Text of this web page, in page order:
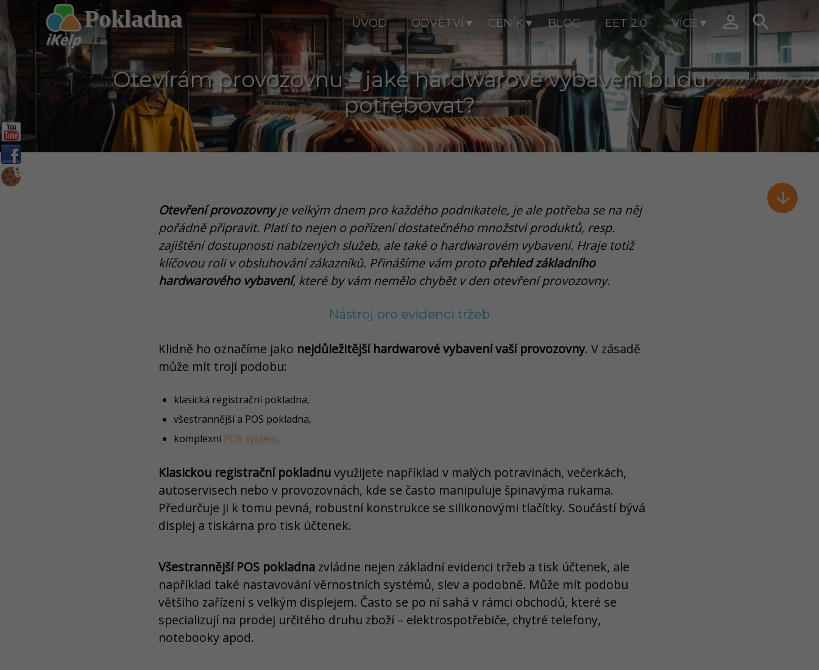
Pokladna ÚVOD ODVĚTVÍ CENÍK BLOG EET 2.0 VÍCE  

Otevírám provozovnu – jaké hardwarové vybavení budu
potřebovat?
Otevření provozovnyje velkým dnem pro každého podnikatele, je ale potřeba se na něj
pořádně připravit. Platí to nejen o pořízení dostatečného množství produktů, resp.
zajištění dostupnosti nabízených služeb, ale také o hardwarovém vybavení. Hraje totiž
klíčovou roli v obsluhování zákazníků. Přinášíme vám proto přehled základního
hardwarového vybavení, které by vám nemělo chybět v den otevření provozovny.
Nástroj pro evidenci tržeb
Klidně ho označíme jako nejdůležitější hardwarové vybavení vaší provozovny. V zásadě
může mít trojí podobu:
klasická registrační pokladna,
všestrannější a POS pokladna,
komplexní POS systém.
Klasickou registrační pokladnuvyužijete například v malých potravinách, večerkách,
autoservisech nebo v provozovnách, kde se často manipuluje špinavýma rukama.
Předurčuje ji k tomu pevná, robustní konstrukce se silikonovými tlačítky. Součástí bývá
displej a tiskárna pro tisk účtenek.
Všestrannější POS pokladna zvládne nejen základní evidenci tržeb a tisk účtenek, ale
například také nastavování věrnostních systémů, slev a podobně. Může mít podobu
většího zařízení s velkým displejem. Často se po ní sahá v rámci obchodů, které se
specializují na prodej určitého druhu zboží – elektrospotřebiče, chytré telefony,
notebooky apod.